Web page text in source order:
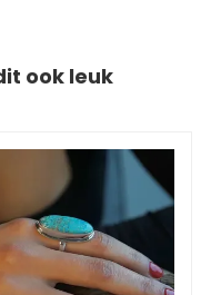
ook leuk